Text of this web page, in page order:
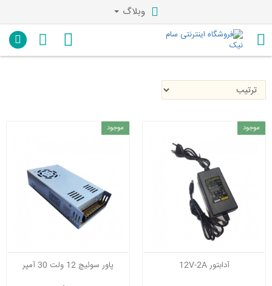
وبلاگ
آدابتور 12V-2A
موجود
پاور سوئیچ 12 ولت 30 آمپر
موجود